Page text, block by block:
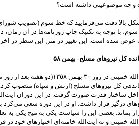
و چه موضوعیتی داشته است؟
بالا دقت می‌فرمایید که خط سوم (تصویب
با توجه به تکنیک چاپ روزنامه‌ها در آن
عوض شده است. این تغییر در متن این سطر در
کل نیروهای مسلح- بهمن ۵۸
آیت‌الله خمینی در روز ٣٠
کل نیروهای مسلح (ارتش و سپاه) منصوب
ساختار قدرت صورت گرفت. در این دوران
درگیر قرار داشت. او در این دوره سعی می‌کرد
بماند. بعضی این را سیاست یکی به میخ یکی به
خمینی و نه آیت‌الله خامنه‌ای اختیارهای خود